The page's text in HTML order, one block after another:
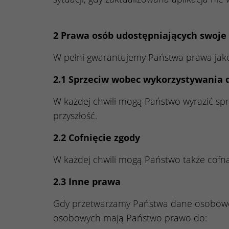
2 Prawa osób udostępniających
W pełni gwarantujemy Państwa prawa
2.1 Sprzeciw wobec
W każdej chwili mogą Państwo wyrazić
przyszłość.
2.2 Cofnięcie zgody
W każdej chwili mogą Państwo także
2.3 Inne prawa
Gdy przetwarzamy Państwa dane
osobowych mają Państwo prawo do: